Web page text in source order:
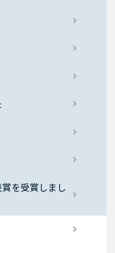
を受賞しまし